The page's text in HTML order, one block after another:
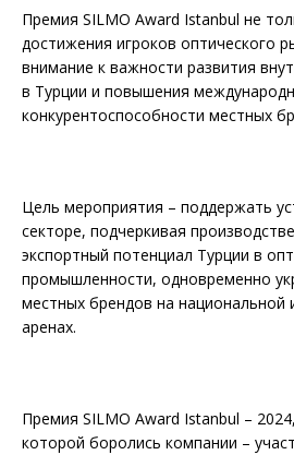
Премия SILMO Award Istanbul не
достижения игроков оптического
внимание к важности развития
в Турции и повышения
конкурентоспособности местных
Цель мероприятия – поддержать
секторе, подчеркивая
экспортный потенциал Турции в
промышленности, одновременно
местных брендов на национальной
аренах.
Премия SILMO Award Istanbul –
которой боролись компании –